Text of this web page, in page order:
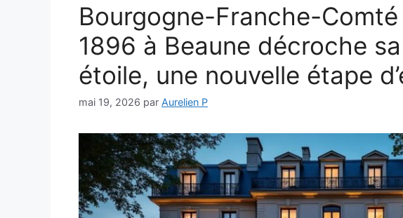
Bourgogne-Franche-Comté
1896 à Beaune décroche
étoile, une nouvelle étape
mai 19, 2026 par Aurelien P